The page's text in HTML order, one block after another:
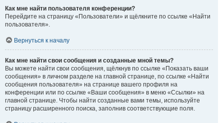
Как мне найти пользователя конференции?
Перейдите на страницу «Пользователи» и щёлкните по ссылке «Найти
пользователя».
Вернуться к началу
Как мне найти свои сообщения и созданные мной темы?
Вы можете найти свои сообщения, щёлкнув по ссылке «Показать ваши
сообщения» в личном разделе на главной странице, по ссылке «Найти
сообщения пользователя» на странице вашего профиля на
конференции или по ссылке «Ваши сообщения» в меню «Ссылки» на
главной странице. Чтобы найти созданные вами темы, используйте
страницу расширенного поиска, заполнив соответствующие поля.